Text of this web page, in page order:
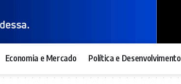
Economia e Mercado Política e Desenvolvimento